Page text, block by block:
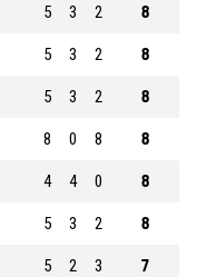
5 3 2 8
5 3 2 8
5 3 2 8
8 0 8 8
4 4 0 8
5 3 2 8
5 2 3 7